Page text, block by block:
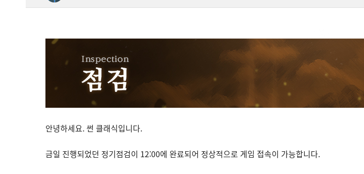
안녕하세요. 썬 클래식입니다.
금일 진행되었던 정기점검이 12:00에 완료되어 정상적으로 게임 접속이 가능합니다.